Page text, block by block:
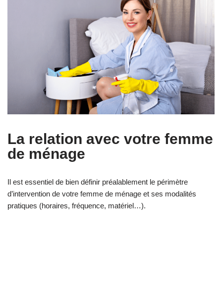
La relation avec votre femme
de ménage
Il est essentiel de bien définir préalablement le périmètre
d’intervention de votre femme de ménage et ses modalités
pratiques (horaires, fréquence, matériel…).